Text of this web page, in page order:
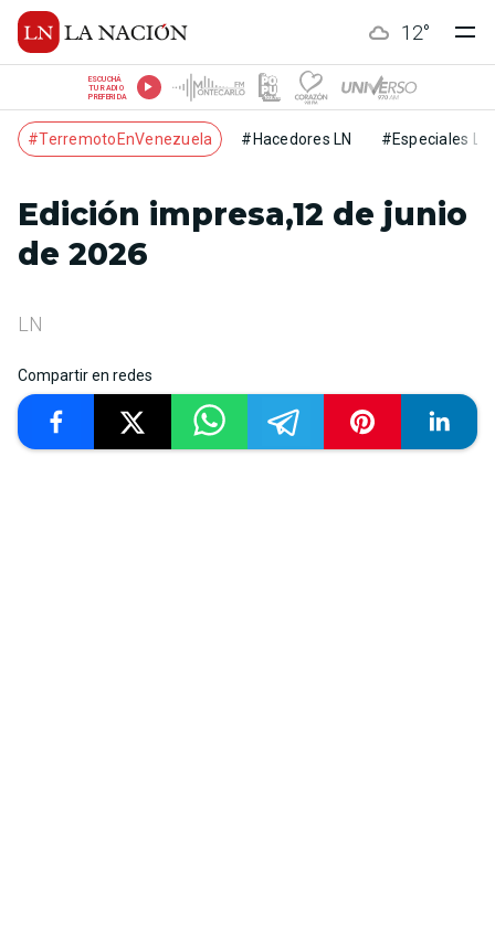
12°
ESCUCHÁ
TU RADIO
PREFERIDA
#TerremotoEnVenezuela #Hacedores LN #Especiales LN
Edición impresa,12 de junio
de 2026
LN
Compartir en redes